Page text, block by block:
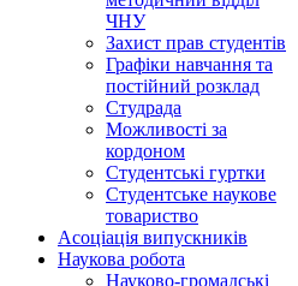
ЧНУ
Захист прав студентів
Графіки навчання та
постійний розклад
Студрада
Можливості за
кордоном
Студентські гуртки
Студентське наукове
товариство
Асоціація випускників
Наукова робота
Науково-громадські